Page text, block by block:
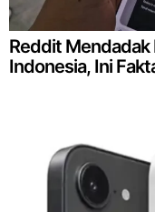
Reddit Mendadak
Indonesia, Ini